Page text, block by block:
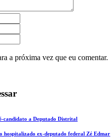
a próxima vez que eu comentar.
candidato a Deputado Distrital
ex-deputado federal Zé Edmar